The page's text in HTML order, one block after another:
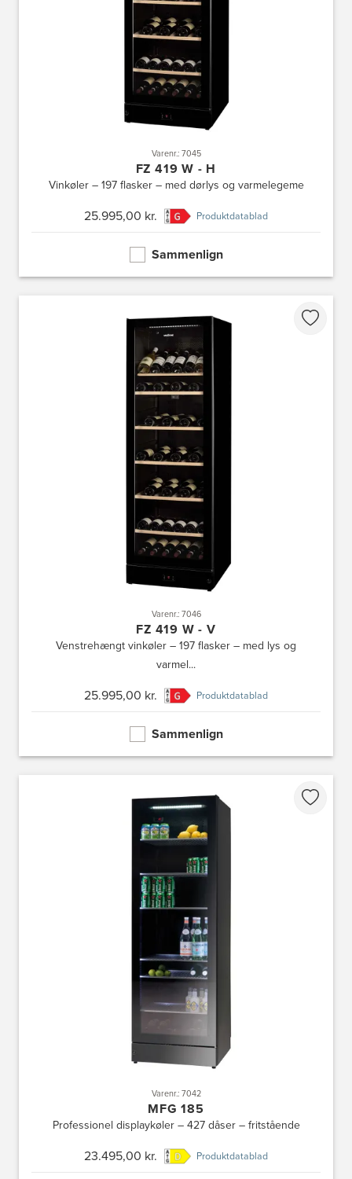
Varenr.: 7045
FZ 419 W - H
Vinkøler – 197 flasker – med dørlys og varmelegeme
25.995,00 kr. Produktdatablad
Sammenlign
Varenr.: 7046
FZ 419 W - V
Venstrehængt vinkøler – 197 flasker – med lys og
varmel...
25.995,00 kr. Produktdatablad
Sammenlign
Varenr.: 7042
MFG 185
Professionel displaykøler – 427 dåser – fritstående
23.495,00 kr. Produktdatablad